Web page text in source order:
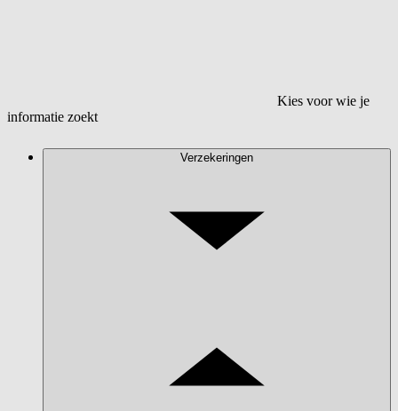
Kies voor wie je
informatie zoekt
Verzekeringen